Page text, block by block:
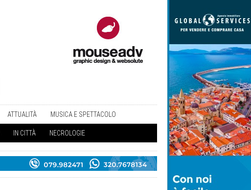
ATTUALITÀ MUSICA E SPETTACOLO
IN CITTÀ NECROLOGIE